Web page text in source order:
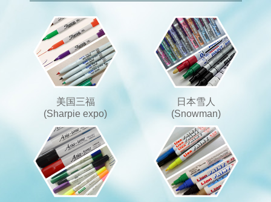
美国三福
(Sharpie expo)
日本雪人
(Snowman)